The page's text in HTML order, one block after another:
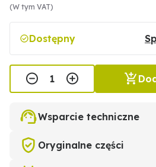
(W tym VAT)
Dostępny
Wsparcie techniczne
Oryginalne części